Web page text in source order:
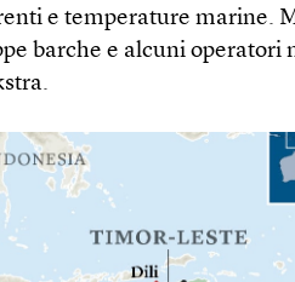
e temperature marine.
barche e alcuni operatori